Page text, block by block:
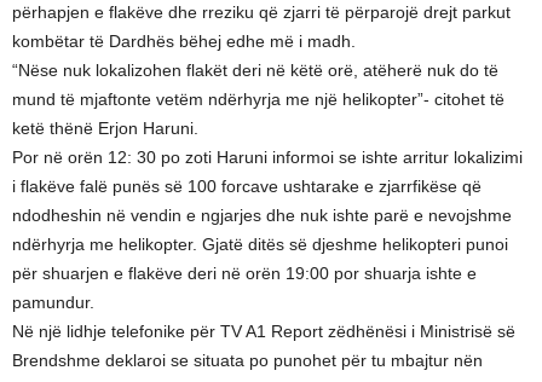
përhapjen e flakëve dhe rreziku që zjarri të përparojë drejt parkut
kombëtar të Dardhës bëhej edhe më i madh.
“Nëse nuk lokalizohen flakët deri në këtë orë, atëherë nuk do të
mund të mjaftonte vetëm ndërhyrja me një helikopter”- citohet të
ketë thënë Erjon Haruni.
Por në orën 12: 30 po zoti Haruni informoi se ishte arritur lokalizimi
i flakëve falë punës së 100 forcave ushtarake e zjarrfikëse që
ndodheshin në vendin e ngjarjes dhe nuk ishte parë e nevojshme
ndërhyrja me helikopter. Gjatë ditës së djeshme helikopteri punoi
për shuarjen e flakëve deri në orën 19:00 por shuarja ishte e
pamundur.
Në një lidhje telefonike për TV A1 Report zëdhënësi i Ministrisë së
Brendshme deklaroi se situata po punohet për tu mbajtur nën